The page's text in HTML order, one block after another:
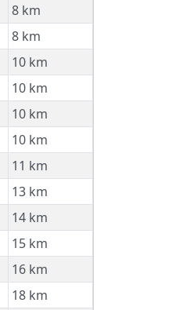
8 km
8 km
10 km
10 km
10 km
10 km
11 km
13 km
14 km
15 km
16 km
18 km